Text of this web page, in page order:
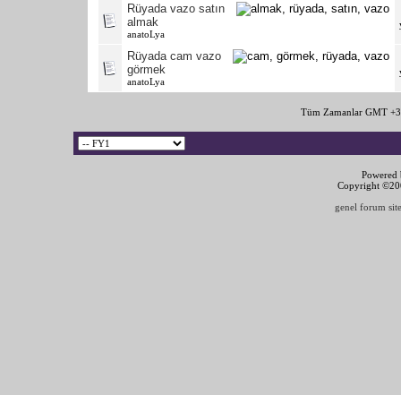
Rüyada vazo satın
almak
anatoLya
Rüyada cam vazo
görmek
anatoLya
Tüm Zamanlar GMT
Copyright
genel forum